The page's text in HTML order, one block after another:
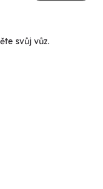
svůj vůz.